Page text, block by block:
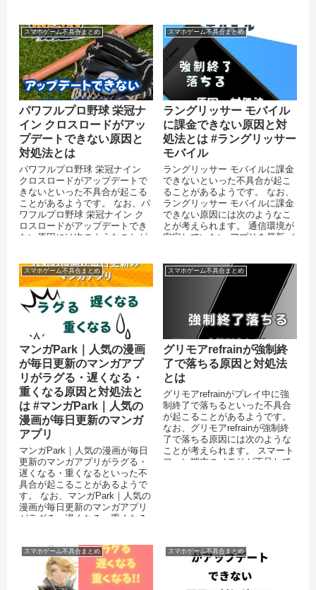
スマホゲーム不具合まとめ
パワフルプロ野球 栄冠ナ
イン クロスロードがアッ
プデートできない原因と
対処法とは
パワフルプロ野球 栄冠ナイン
クロスロードがアップデートで
きないといった不具合が起こる
ことがあるようです。 なお、パ
ワフルプロ野球 栄冠ナイン ク
ロスロードがアップデートでき
ない原因には次のようなことが
スマホゲーム不具合まとめ
ラングリッサー モバイル
に課金できない原因と対
処法とは #ラングリッサー
モバイル
ラングリッサー モバイルに課金
できないといった不具合が起こ
ることがあるようです。 なお、
ラングリッサー モバイルに課金
できない原因には次のようなこ
とが考えられます。 通信環境が
安定していない アプリを最新バ
スマホゲーム不具合まとめ
マンガPark｜人気の漫画
が毎日更新のマンガアプ
リがラグる・遅くなる・
重くなる原因と対処法と
は #マンガPark｜人気の
漫画が毎日更新のマンガ
アプリ
マンガPark｜人気の漫画が毎日
更新のマンガアプリがラグる・
遅くなる・重くなるといった不
具合が起こることがあるようで
す。 なお、マンガPark｜人気の
漫画が毎日更新のマンガアプリ
がラグる・遅くなる・重くなる
スマホゲーム不具合まとめ
グリモアrefrainが強制終
了で落ちる原因と対処法
とは
グリモアrefrainがプレイ中に強
制終了で落ちるといった不具合
が起こることがあるようです。
なお、グリモアrefrainが強制終
了で落ちる原因には次のような
ことが考えられます。 スマート
フォン端末のメモリが不足して
スマホゲーム不具合まとめ スマホゲーム不具合まとめ